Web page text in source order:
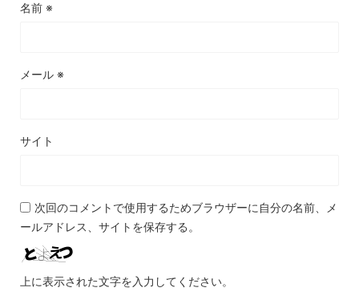
名前 ※
メール ※
サイト
次回のコメントで使用するためブラウザーに自分の名前、メ
ールアドレス、サイトを保存する。
上に表示された文字を入力してください。